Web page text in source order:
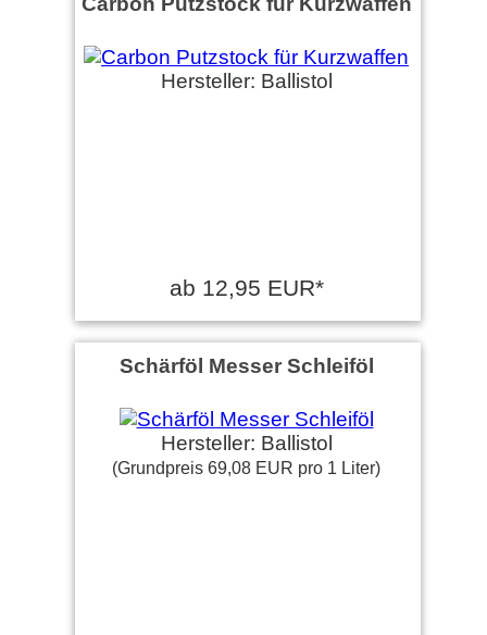
Hersteller: Ballistol
ab 12,95 EUR*
Schärföl Messer Schleiföl
Hersteller: Ballistol
(Grundpreis 69,08 EUR pro 1 Liter)